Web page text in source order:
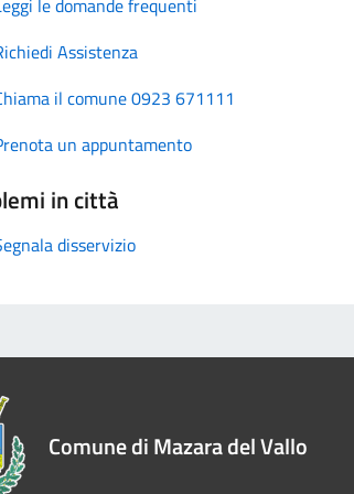
Assistenza
il comune 0923 671111
un appuntamento
in città
disservizio
Comune di Mazara del Vallo